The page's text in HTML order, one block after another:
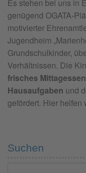
Es stehen bei uns in
genügend OGATA-
motivierter
Jugendheim
Grundschulkinder,
Verhältnissen. Die
frisches Mittagessen
Hausaufgaben und
gefördert. Hier helfen
Suchen